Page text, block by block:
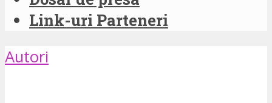
Link-uri Parteneri
Autori